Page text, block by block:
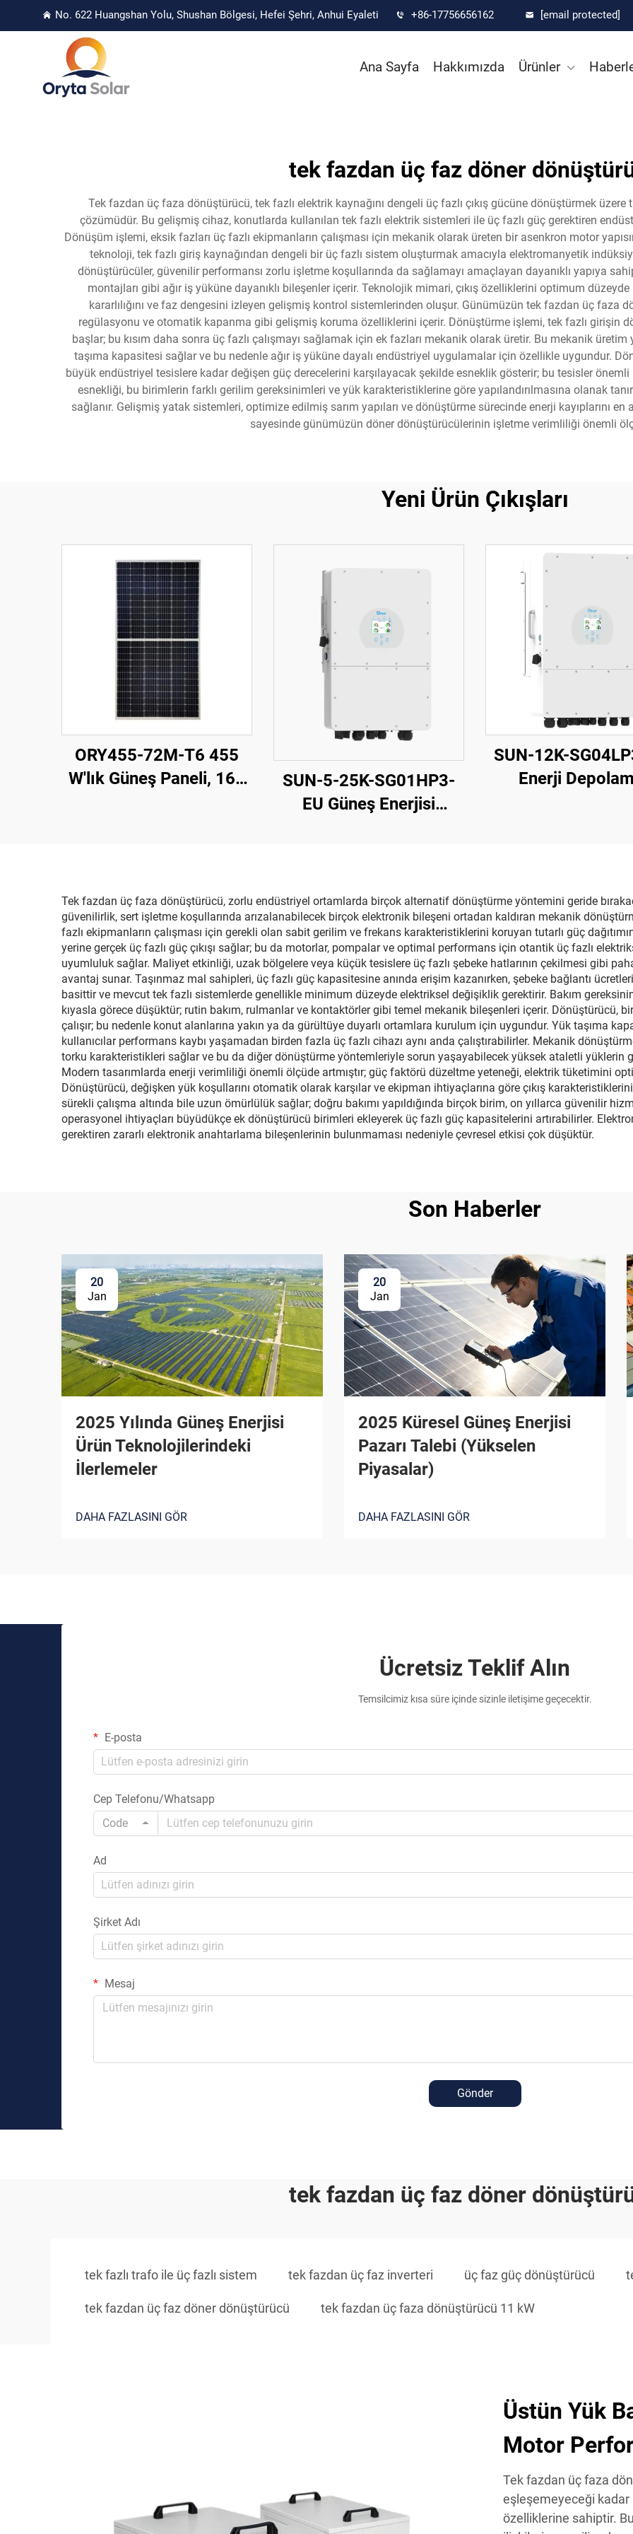
No. 622 Huangshan Yolu, Shushan Bölgesi, Hefei Şehri, Anhui Eyaleti +86-17756656162 [email protected]
Ana Sayfa Hakkımızda Ürünler
tek fazdan üç faz döner
Tek fazdan üç faza dönüştürücü, tek fazlı elektrik kaynağını dengeli üç fazlı çıkış gücüne dönüştürmek
çözümüdür. Bu gelişmiş cihaz, konutlarda kullanılan tek fazlı elektrik sistemleri ile üç fazlı güç gerektiren
Dönüşüm işlemi, eksik fazları üç fazlı ekipmanların çalışması için mekanik olarak üreten bir asenkron motor
teknoloji, tek fazlı giriş kaynağından dengeli bir üç fazlı sistem oluşturmak amacıyla elektromanyetik
dönüştürücüler, güvenilir performansı zorlu işletme koşullarında da sağlamayı amaçlayan dayanıklı yapıya
montajları gibi ağır iş yüküne dayanıklı bileşenler içerir. Teknolojik mimari, çıkış özelliklerini optimum
kararlılığını ve faz dengesini izleyen gelişmiş kontrol sistemlerinden oluşur. Günümüzün tek fazdan üç faza
regülasyonu ve otomatik kapanma gibi gelişmiş koruma özelliklerini içerir. Dönüştürme işlemi, tek fazlı girişin
başlar; bu kısım daha sonra üç fazlı çalışmayı sağlamak için ek fazları mekanik olarak üretir. Bu mekanik
taşıma kapasitesi sağlar ve bu nedenle ağır iş yüküne dayalı endüstriyel uygulamalar için özellikle uygundur.
büyük endüstriyel tesislere kadar değişen güç derecelerini karşılayacak şekilde esneklik gösterir; bu tesisler
esnekliği, bu birimlerin farklı gerilim gereksinimleri ve yük karakteristiklerine göre yapılandırılmasına olanak
sağlanır. Gelişmiş yatak sistemleri, optimize edilmiş sarım yapıları ve dönüştürme sürecinde enerji kayıplarını
sayesinde günümüzün döner dönüştürücülerinin işletme verimliliği önemli
Yeni Ürün Çıkışları
ORY455-72M-T6 455
W'lık Güneş Paneli, 166
SUN-5-25K-SG01HP3-
EU Güneş Enerjisi
Sertifikalı
SUN-12K-
Enerji
Tek fazdan üç faza dönüştürücü, zorlu endüstriyel ortamlarda birçok alternatif dönüştürme yöntemini geride
güvenilirlik, sert işletme koşullarında arızalanabilecek birçok elektronik bileşeni ortadan kaldıran mekanik
fazlı ekipmanların çalışması için gerekli olan sabit gerilim ve frekans karakteristiklerini koruyan tutarlı güç
yerine gerçek üç fazlı güç çıkışı sağlar; bu da motorlar, pompalar ve optimal performans için otantik üç fazlı
uyumluluk sağlar. Maliyet etkinliği, uzak bölgelere veya küçük tesislere üç fazlı şebeke hatlarının çekilmesi gibi
avantaj sunar. Taşınmaz mal sahipleri, üç fazlı güç kapasitesine anında erişim kazanırken, şebeke bağlantı
basittir ve mevcut tek fazlı sistemlerde genellikle minimum düzeyde elektriksel değişiklik gerektirir. Bakım
kıyasla görece düşüktür; rutin bakım, rulmanlar ve kontaktörler gibi temel mekanik bileşenleri içerir. Dönüştürücü,
çalışır; bu nedenle konut alanlarına yakın ya da gürültüye duyarlı ortamlara kurulum için uygundur. Yük taşıma
kullanıcılar performans kaybı yaşamadan birden fazla üç fazlı cihazı aynı anda çalıştırabilirler. Mekanik
torku karakteristikleri sağlar ve bu da diğer dönüştürme yöntemleriyle sorun yaşayabilecek yüksek ataletli yüklerin
Modern tasarımlarda enerji verimliliği önemli ölçüde artmıştır; güç faktörü düzeltme yeteneği, elektrik tüketimini
Dönüştürücü, değişken yük koşullarını otomatik olarak karşılar ve ekipman ihtiyaçlarına göre çıkış
sürekli çalışma altında bile uzun ömürlülük sağlar; doğru bakımı yapıldığında birçok birim, on yıllarca güvenilir
operasyonel ihtiyaçları büyüdükçe ek dönüştürücü birimleri ekleyerek üç fazlı güç kapasitelerini artırabilirler.
gerektiren zararlı elektronik anahtarlama bileşenlerinin bulunmaması nedeniyle çevresel etkisi çok düşüktür.
Son Haberler
20
Jan
2025 Yılında Güneş Enerjisi
Ürün Teknolojilerindeki
İlerlemeler
DAHA FAZLASINI GÖR
20
Jan
2025 Küresel Güneş Enerjisi
Pazarı Talebi (Yükselen
Piyasalar)
DAHA FAZLASINI GÖR
Ücretsiz Teklif Alın
Temsilcimiz kısa süre içinde sizinle iletişime geçecektir.
E-posta
Cep Telefonu/Whatsapp
Code
Ad
Şirket Adı
Mesaj
Gönder
tek fazdan üç faz döner
tek fazlı trafo ile üç fazlı sistem tek fazdan üç faz inverteri üç faz güç dönüştürücü
tek fazdan üç faz döner dönüştürücü tek fazdan üç faza dönüştürücü 11 kW
Üstün Yük
Motor
Tek fazdan üç faza
eşleşemeyeceği
özelliklerine sahiptir.